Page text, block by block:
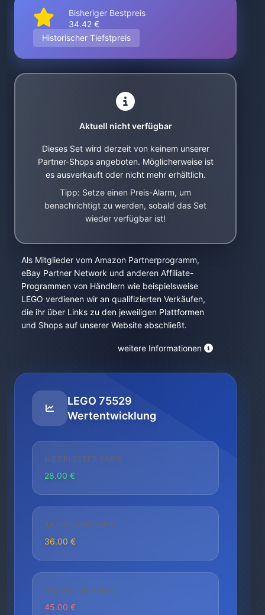
Bisheriger Bestpreis
34.42 €
Historischer Tiefstpreis
Aktuell nicht verfügbar
Dieses Set wird derzeit von keinem unserer
Partner-Shops angeboten. Möglicherweise ist
es ausverkauft oder nicht mehr erhältlich.
Tipp: Setze einen Preis-Alarm, um
benachrichtigt zu werden, sobald das Set
wieder verfügbar ist!
Als Mitglieder vom Amazon Partnerprogramm,
eBay Partner Network und anderen Affiliate-
Programmen von Händlern wie beispielsweise
LEGO verdienen wir an qualifizierten Verkäufen,
die ihr über Links zu den jeweiligen Plattformen
und Shops auf unserer Website abschließt.
weitere Informationen
LEGO 75529
Wertentwicklung
NIEDRIGSTER PREIS
28.00 €
AKTUELLER PREIS
36.00 €
HÖCHSTER PREIS
45.00 €